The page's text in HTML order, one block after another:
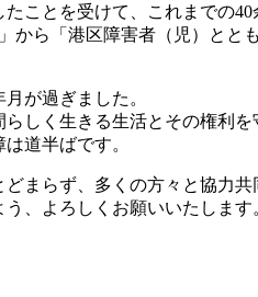
ことを受けて、これまでの
から「港区障害者（児）と
が過ぎました。
しく生きる生活とその権利
道半ばです。
まらず、多くの方々と協
、よろしくお願いいたします